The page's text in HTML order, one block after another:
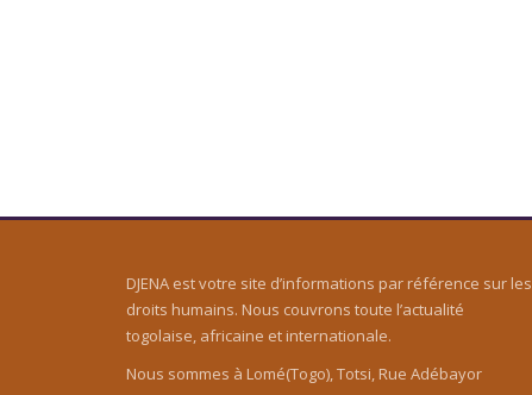
DJENA est votre site d’informations par référence sur les
droits humains. Nous couvrons toute l’actualité
togolaise, africaine et internationale.
Nous sommes à Lomé(Togo), Totsi, Rue Adébayor